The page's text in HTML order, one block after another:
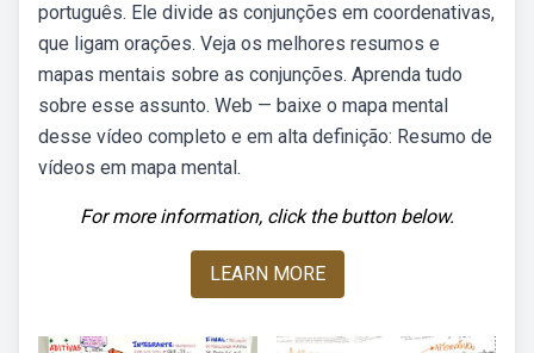
português. Ele divide as conjunções em coordenativas,
que ligam orações. Veja os melhores resumos e
mapas mentais sobre as conjunções. Aprenda tudo
sobre esse assunto. Web — baixe o mapa mental
desse vídeo completo e em alta definição: Resumo de
vídeos em mapa mental.
For more information, click the button below.
LEARN MORE